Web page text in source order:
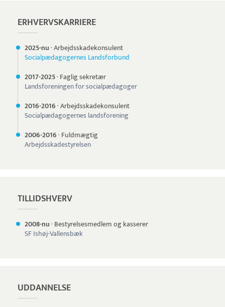
ERHVERVSKARRIERE
2025-nu·Arbejdsskadekonsulent
Socialpædagogernes Landsforbund
2017-2025· Faglig sekretær
Landsforeningen for socialpædagoger
2016-2016·Arbejdsskadekonsulent
Socialpædagogernes landsforening
2006-2016· Fuldmægtig
Arbejdsskadestyrelsen
TILLIDSHVERV
2008-nu· Bestyrelsesmedlem og kasserer
SF Ishøj-Vallensbæk
UDDANNELSE